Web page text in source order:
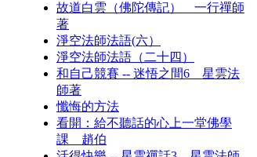
故道白雲（佛陀傳記） 一行禪師
著
淨空法師法語(六）
淨空法師法語（二十四）
和自己競賽 -- 迷悟之間6 星雲法
師著
懺悔的方法
看開：給不聽話的心上一堂佛學
課 趙伯